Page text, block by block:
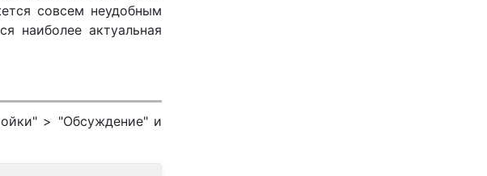
совсем неудобным
наиболее актуальная
> "Обсуждение" и